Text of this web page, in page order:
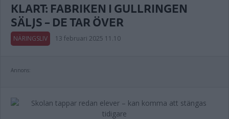
KLART: FABRIKEN I GULLRINGEN
SÄLJS – DE TAR ÖVER
NÄRINGSLIV 13 februari 2025 11.10
Annons: